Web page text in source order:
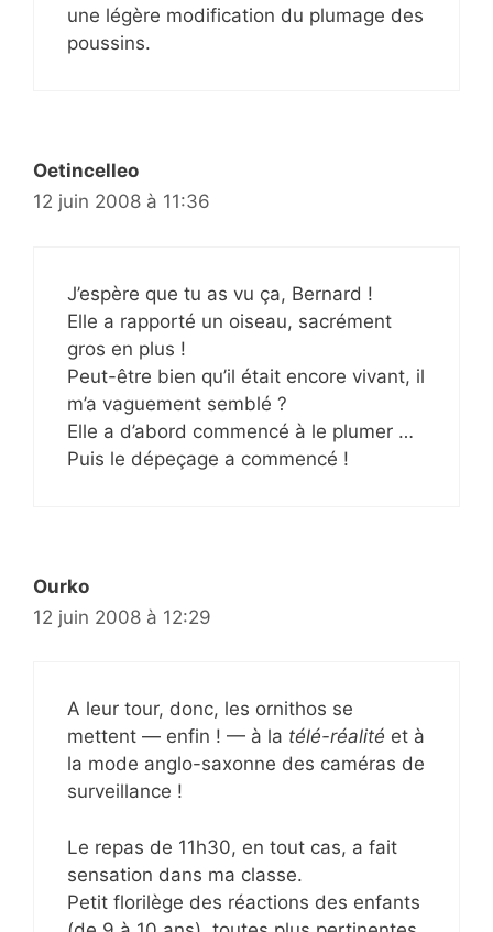
une légère modification du plumage des
poussins.
Oetincelleo
12 juin 2008 à 11:36
J’espère que tu as vu ça, Bernard !
Elle a rapporté un oiseau, sacrément
gros en plus !
Peut-être bien qu’il était encore vivant, il
m’a vaguement semblé ?
Elle a d’abord commencé à le plumer …
Puis le dépeçage a commencé !
Ourko
12 juin 2008 à 12:29
A leur tour, donc, les ornithos se
mettent — enfin ! — à la télé-réalité et à
la mode anglo-saxonne des caméras de
surveillance !
Le repas de 11h30, en tout cas, a fait
sensation dans ma classe.
Petit florilège des réactions des enfants